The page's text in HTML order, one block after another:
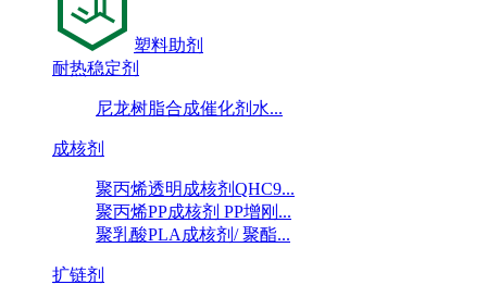
塑料助剂
耐热稳定剂
尼龙树脂合成催化剂水...
成核剂
聚丙烯透明成核剂QHC9...
聚丙烯PP成核剂 PP增刚...
聚乳酸PLA成核剂/ 聚酯...
扩链剂